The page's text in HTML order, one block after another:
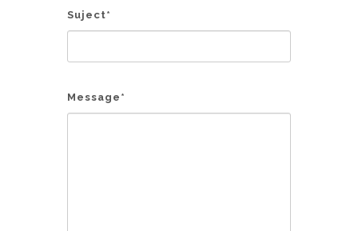
Suject*
Message *